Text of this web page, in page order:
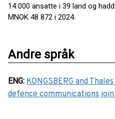
14 000 ansatte i 39 land og
MNOK 48 872 i 2024.
Andre språk
ENG: KONGSBERG and
defence communications